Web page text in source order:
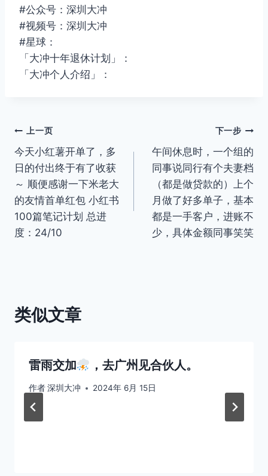
#公众号：深圳大冲
#视频号：深圳大冲
#星球：
「大冲十年退休计划」：
「大冲个人介绍」：
文
章
导
航
上一页
今天小红薯开单了，多
日的付出终于有了收获
～ 顺便感谢一下米老大
的友情首单红包 小红书
100篇笔记计划 总进
度：24/10
下一步
午间休息时，一个组的
同事说同行有个夫妻档
（都是做贷款的）上个
月做了好多单子，基本
都是一手客户，进账不
少，具体金额同事笑笑
类似文章
雷雨交加 ，去广州见合伙人。
作者深圳大冲 2024年 6月 15日